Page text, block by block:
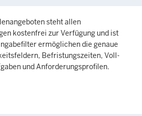
steht allen
kostenfrei zur Verfügung und ist
ermöglichen die genaue
Befristungszeiten, Voll-
und Anforderungsprofilen.